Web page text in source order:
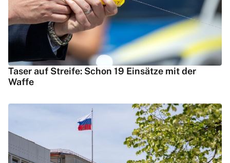
Taser auf Streife: Schon 19 Einsätze mit der
Waffe